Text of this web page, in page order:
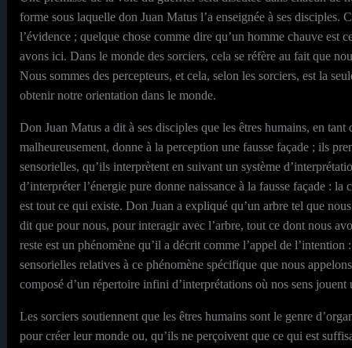
forme sous laquelle don Juan Matus l’a enseignée à ses
l’évidence ; quelque chose comme dire qu’un homme chauve est
avons ici. Dans le monde des sorciers, cela se réfère au fait que
Nous sommes des percepteurs, et cela, selon les sorciers, est la
obtenir notre orientation dans le monde.
Don Juan Matus a dit à ses disciples que les êtres humains, en
malheureusement, donne à la perception une fausse façade ; ils
sensorielles, qu’ils interprètent en suivant un système
d’interpréter l’énergie pure donne naissance à la fausse façade :
est tout ce qui existe. Don Juan a expliqué qu’un arbre tel que
dit que pour nous, pour interagir avec l’arbre, tout ce dont nous
reste est un phénomène qu’il a décrit comme l’appel de
sensorielles relatives à ce phénomène spécifique que nous
composé d’un répertoire infini d’interprétations où nos sens
Les sorciers soutiennent que les êtres humains sont le genre
pour créer leur monde ou, qu’ils ne perçoivent que ce qui est